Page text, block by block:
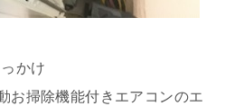
かけ
お掃除機能付きエアコンのエ